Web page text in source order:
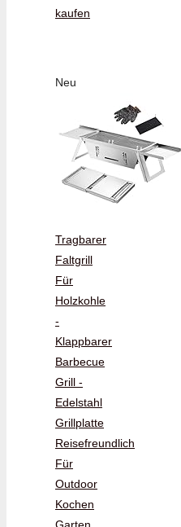
kaufen
Neu
Tragbarer
Faltgrill
Für
Holzkohle
-
Klappbarer
Barbecue
Grill -
Edelstahl
Grillplatte
Reisefreundlich
Für
Outdoor
Kochen
Garten